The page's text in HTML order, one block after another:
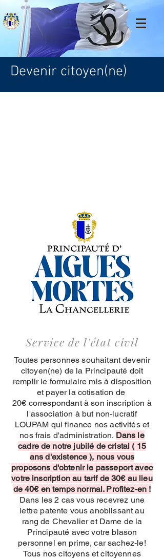
Devenir citoyen(ne)
Service de l'état civil
Toutes personnes souhaitant devenir
citoyen(ne) de la Principauté doit
remplir le formulaire mis à disposition
et payer la cotisation de
20€ correspondant à son inscription à
l'association à but non-lucratif
LOUPAM qui finance nos activités et
nos frais d'administration. Dans le
cadre de notre jubilé de cristal ( 15
ans d'existence ), nous vous
proposons d'obtenir le passeport avec
votre inscription au tarif de 30€ au lieu
de 40€ en temps normal. Profitez-en !
Dans les 2 cas vous recevrez une
lettre patente vous anoblissant au
rang de Chevalier et Dame de la
Principauté avec votre blason
personnel en prime, car sachez-le!
Tous nos citoyens et citoyennes